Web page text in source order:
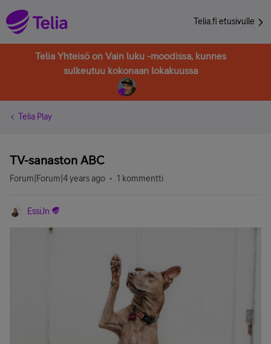
Telia.fi etusivulle
Telia Yhteisö on Vain luku -moodissa, kunnes
sulkeutuu kokonaan lokakuussa
Telia Play
TV-sanaston ABC
Forum|Forum|4 years ago 1 kommentti
EssiJn